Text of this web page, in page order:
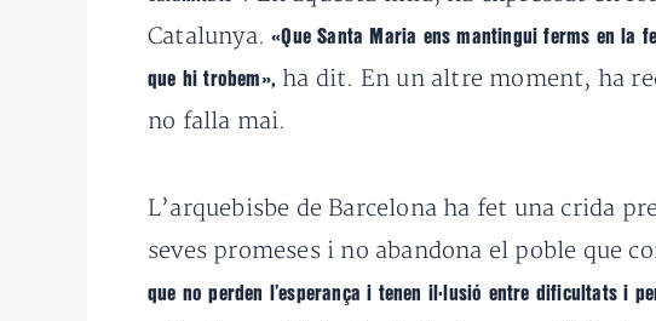
Catalunya.«Que Santa Maria ens mantingui ferms en la
que hi trobem», ha dit. En un altre moment, ha
no falla mai.
L’arquebisbe de Barcelona ha fet una crida
seves promeses i no abandona el poble que
que no perden l’esperança i tenen il·lusió entre dificultats i